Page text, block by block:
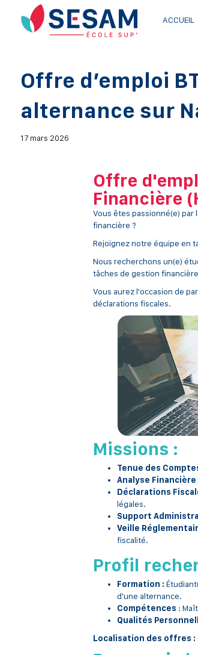
ACCUEIL
Offre d’emploi
alternance sur
17 mars 2026
Offre
Financière
Vous êtes passionné(e)
financière ?
Rejoignez notre équipe en
Nous recherchons un(e)
tâches de gestion
Vous aurez l'occasion de
déclarations fiscales.
Missions :
Tenue des
Analyse Financière
Déclarations
légales.
Support
Veille
fiscalité.
Profil
Formation :
d'une alternance.
Compétences :
Qualités
Localisation des offres :